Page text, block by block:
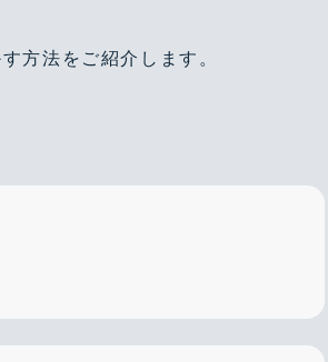
方法をご紹介します。